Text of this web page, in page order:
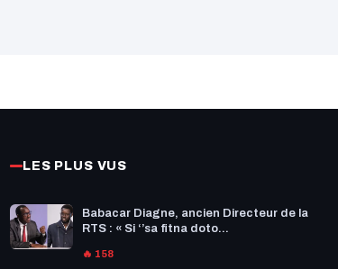
LES PLUS VUS
Babacar Diagne, ancien Directeur de la
RTS : « Si ‘’sa fitna doto...
🔥 158